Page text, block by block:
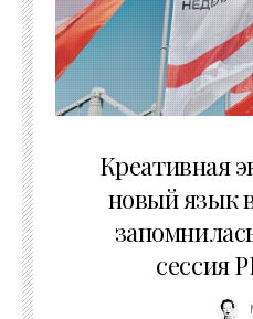
Креативная
новый язык
сессия